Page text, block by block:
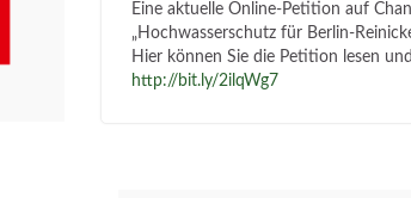
Eine aktuelle Online-Petition auf
„Hochwasserschutz für Berlin-
Hier können Sie die Petition lesen
http://bit.ly/2ilqWg7